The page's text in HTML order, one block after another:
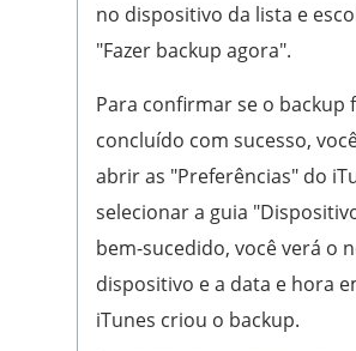
no dispositivo da lista e
"Fazer backup agora".
Para confirmar se o backup
concluído com sucesso,
abrir as "Preferências" do
selecionar a guia
bem-sucedido, você verá o
dispositivo e a data e hora
iTunes criou o backup.